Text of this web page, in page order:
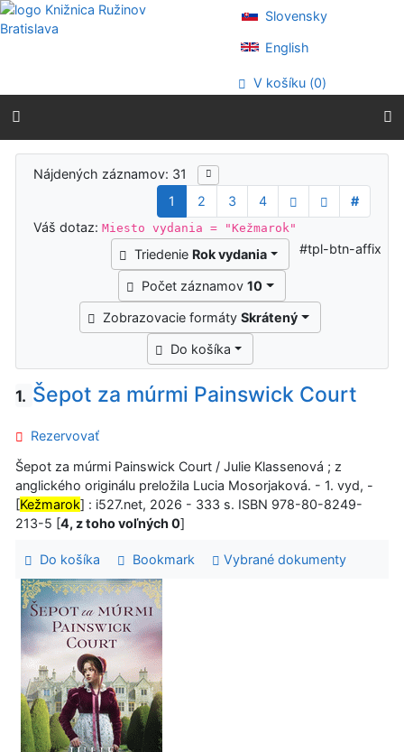
Prejsť na obsah
Prejsť na menu
Prehlásenie o webovej prístupnosti
Slovensky
English
V košíku (0)
Výsledky vyhľadávania
Nájdených záznamov: 31
1
2 3 4
#
Váš dotaz:Miesto vydania = "Kežmarok"
Triedenie Rok vydania
Počet záznamov10
Zobrazovacie formátySkrátený
Do košíka
#tpl-btn-affix
1. Šepot za múrmi Painswick Court
Rezervovať
Šepot za múrmi Painswick Court / Julie Klassenová ; z
anglického originálu preložila Lucia Mosorjaková. - 1. vyd, -
[Kežmarok] : i527.net, 2026 - 333 s. ISBN 978-80-8249-
213-5 [4, z toho voľných 0]
Do košíka Bookmark Vybrané dokumenty